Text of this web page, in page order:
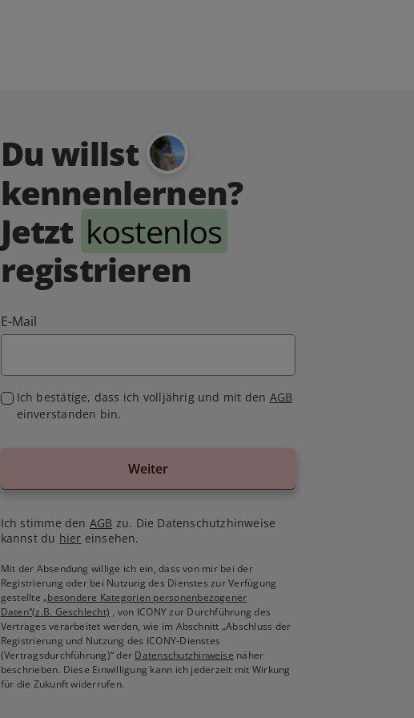
Du willst
kennenlernen?
Jetzt kostenlos
registrieren
E-Mail
Ich bestätige, dass ich volljährig und mit den AGB
einverstanden bin.
Weiter
Ich stimme den AGB zu. Die Datenschutzhinweise
kannst du hier einsehen.
Mit der Absendung willige ich ein, dass von mir bei der
Registrierung oder bei Nutzung des Dienstes zur Verfügung
gestellte„besondere Kategorien personenbezogener
Daten“(z.B. Geschlecht) , von ICONY zur Durchführung des
Vertrages verarbeitet werden, wie im Abschnitt „Abschluss der
Registrierung und Nutzung des ICONY-Dienstes
(Vertragsdurchführung)“ der Datenschutzhinweise näher
beschrieben. Diese Einwilligung kann ich jederzeit mit Wirkung
für die Zukunft widerrufen.